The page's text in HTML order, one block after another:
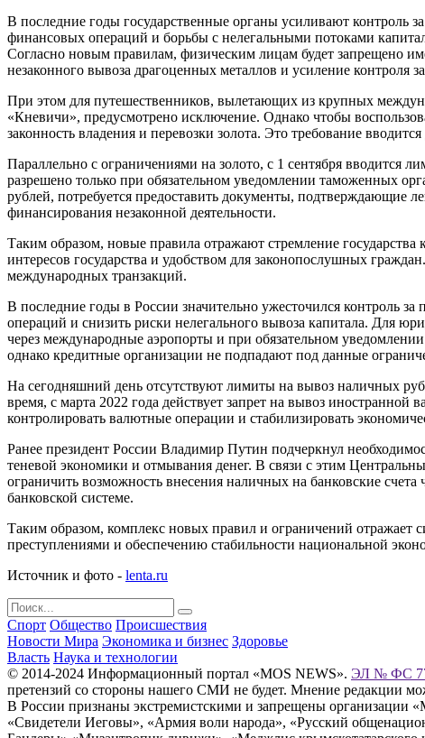
В последние годы государственные органы усиливают контроль
финансовых операций и борьбы с нелегальными потоками
Согласно новым правилам, физическим лицам будет запрещено
незаконного вывоза драгоценных металлов и усиление контроля
При этом для путешественников, вылетающих из крупных
«Кневичи», предусмотрено исключение. Однако чтобы
законность владения и перевозки золота. Это требование
Параллельно с ограничениями на золото, с 1 сентября вводится
разрешено только при обязательном уведомлении таможенных
рублей, потребуется предоставить документы, подтверждающие
финансирования незаконной деятельности.
Таким образом, новые правила отражают стремление
интересов государства и удобством для законопослушных
международных транзакций.
В последние годы в России значительно ужесточился контроль
операций и снизить риски нелегального вывоза капитала. Для
через международные аэропорты и при обязательном
однако кредитные организации не подпадают под данные
На сегодняшний день отсутствуют лимиты на вывоз наличных
время, с марта 2022 года действует запрет на вывоз
контролировать валютные операции и стабилизировать
Ранее президент России Владимир Путин подчеркнул
теневой экономики и отмывания денег. В связи с этим
ограничить возможность внесения наличных на банковские
банковской системе.
Таким образом, комплекс новых правил и ограничений отражает
преступлениями и обеспечению стабильности национальной
Источник и фото - lenta.ru
Спорт Общество Происшествия
Новости Мира Экономика и бизнес Здоровье
Власть Наука и технологии
© 2014-2024 Информационный портал «MOS NEWS». ЭЛ № ФС
претензий со стороны нашего СМИ не будет. Мнение редакции
В России признаны экстремистскими и запрещены организации
«Свидетели Иеговы», «Армия воли народа», «Русский